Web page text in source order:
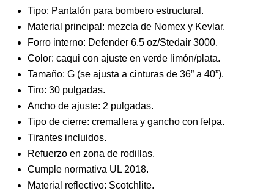
Tipo: Pantalón para bombero estructural.
Material principal: mezcla de Nomex y Kevlar.
Forro interno: Defender 6.5 oz/Stedair 3000.
Color: caqui con ajuste en verde limón/plata.
Tamaño: G (se ajusta a cinturas de 36” a 40”).
Tiro: 30 pulgadas.
Ancho de ajuste: 2 pulgadas.
Tipo de cierre: cremallera y gancho con felpa.
Tirantes incluidos.
Refuerzo en zona de rodillas.
Cumple normativa UL 2018.
Material reflectivo: Scotchlite.